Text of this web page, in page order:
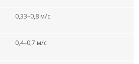
0,33–0,8 м/с
0,4–0,7 м/с